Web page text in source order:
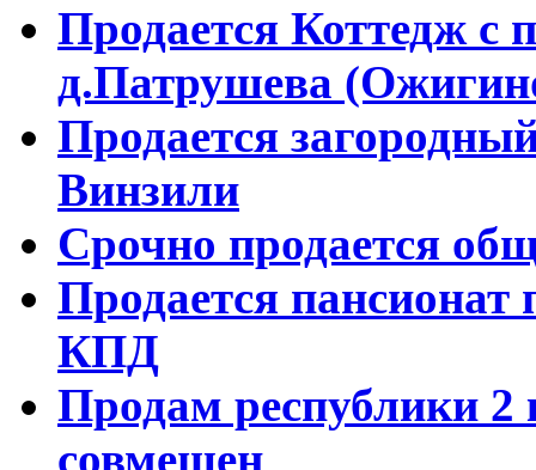
Продается Коттедж с
д.Патрушева
Продается
Винзили
Срочно продается
Продается
КПД
Продам республики 2
совмещен